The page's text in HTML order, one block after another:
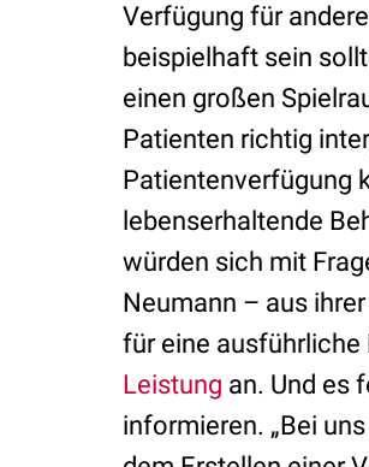
Verfügung für
beispielhaft sein
einen großen
Patienten richtig
Patientenverfügung
lebenserhaltende
würden sich mit
Neumann – aus
für eine ausführliche
Leistung an. Und es
informieren. „Bei